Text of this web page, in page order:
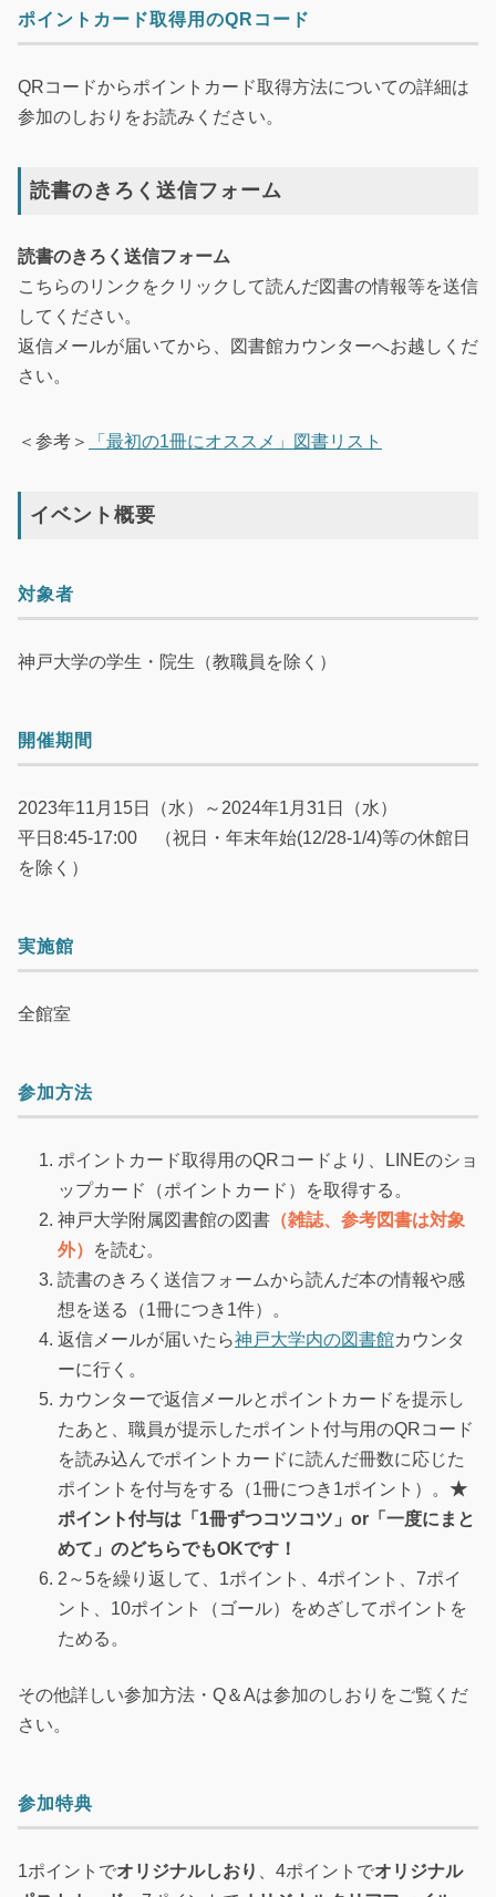
ポイントカード取得用のQRコード
QRコードからポイントカード取得方法についての詳細は
参加のしおりをお読みください。
読書のきろく送信フォーム
読書のきろく送信フォーム
こちらのリンクをクリックして読んだ図書の情報等を送信
してください。
返信メールが届いてから、図書館カウンターへお越しくだ
さい。
＜参考＞ 「最初の1冊にオススメ」図書リスト
イベント概要
対象者
神戸大学の学生・院生（教職員を除く）
開催期間
2023年11月15日（水）～2024年1月31日（水）
平日8:45-17:00 （祝日・年末年始(12/28-1/4)等の休館日
を除く）
実施館
全館室
参加方法
ポイントカード取得用のQRコードより、LINEのショ
ップカード（ポイントカード）を取得する。
神戸大学附属図書館の図書 （雑誌、参考図書は対象
外）
を読む。
読書のきろく送信フォームから読んだ本の情報や感
想を送る（1冊につき1件）。
返信メールが届いたら神戸大学内の図書館カウンタ
ーに行く。
カウンターで返信メールとポイントカードを提示し
たあと、職員が提示したポイント付与用のQRコード
を読み込んでポイントカードに読んだ冊数に応じた
ポイントを付与をする（1冊につき1ポイント）。 ★
ポイント付与は「1冊ずつコツコツ」or「一度にまと
めて」のどちらでもOKです！
2～5を繰り返して、1ポイント、4ポイント、7ポイ
ント、10ポイント（ゴール）をめざしてポイントを
ためる。
その他詳しい参加方法・Q＆Aは参加のしおりをご覧くだ
さい。
参加特典
1ポイントでオリジナルしおり 、4ポイントでオリジナル